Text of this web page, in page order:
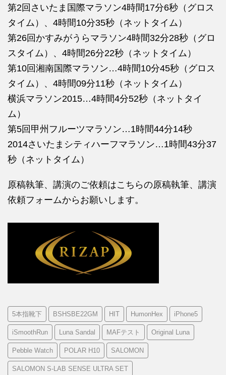
第2回さいたま国際マラソン4時間17分6秒（グロス
タイム）、4時間10分35秒（ネットタイム）
第26回かすみがうらマラソン4時間32分28秒（グロ
スタイム）、4時間26分22秒（ネットタイム）
第10回湘南国際マラソン…4時間10分45秒（グロス
タイム）、4時間09分11秒（ネットタイム）
横浜マラソン2015…4時間4分52秒（ネットタイ
ム）
第5回甲州フルーツマラソン…1時間44分14秒
2014さいたまシティハーフマラソン…1時間43分37
秒（ネットタイム）
原稿執筆、講演のご依頼はこちらの原稿執筆、講演
依頼フォームからお願いします。
5本指靴下 BSHSBE22GM HIT HumonHex iPhone5
iSmoothRun Luna Sandal MAFテスト Original Luna
Pebble Watch POLAR H10 SALOMON
SALOMON S-LAB SENSE ULTRA SET